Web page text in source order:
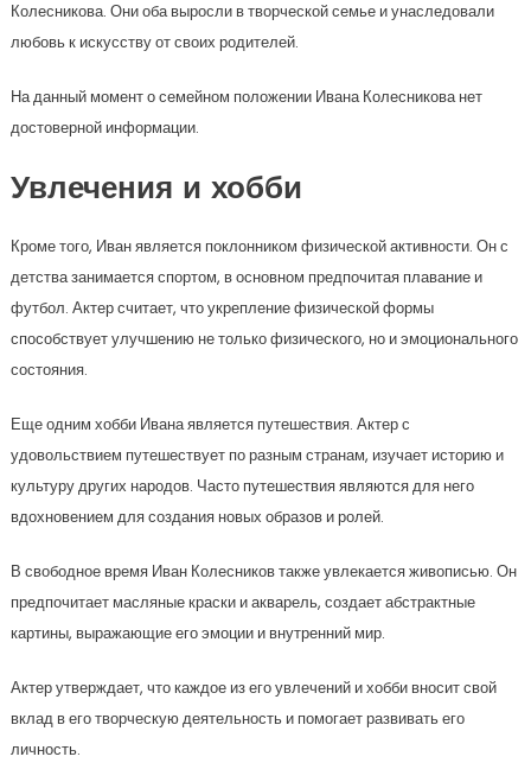
Колесникова. Они оба выросли в творческой семье и унаследовали
любовь к искусству от своих родителей.
На данный момент о семейном положении Ивана Колесникова нет
достоверной информации.
Увлечения и хобби
Кроме того, Иван является поклонником физической активности. Он с
детства занимается спортом, в основном предпочитая плавание и
футбол. Актер считает, что укрепление физической формы
способствует улучшению не только физического, но и эмоционального
состояния.
Еще одним хобби Ивана является путешествия. Актер с
удовольствием путешествует по разным странам, изучает историю и
культуру других народов. Часто путешествия являются для него
вдохновением для создания новых образов и ролей.
В свободное время Иван Колесников также увлекается живописью. Он
предпочитает масляные краски и акварель, создает абстрактные
картины, выражающие его эмоции и внутренний мир.
Актер утверждает, что каждое из его увлечений и хобби вносит свой
вклад в его творческую деятельность и помогает развивать его
личность.